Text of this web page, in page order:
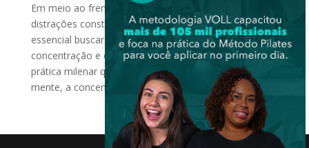
Em meio ao frenesi da vida moderna, em que as
distrações constantes dispersam a atenção, é
essencial buscar métodos que promovam
concentração e equilíbrio mental. Neste contexto, uma
prática milenar que busca a integração entre corpo e
mente, a concentração desempenha...